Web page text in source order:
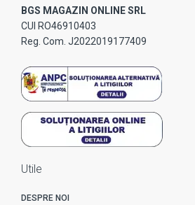
BGS MAGAZIN ONLINE SRL
CUI RO46910403
Reg. Com. J2022019177409
Utile
DESPRE NOI